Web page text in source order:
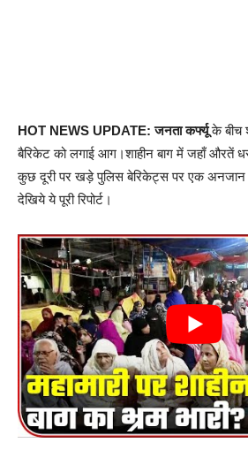
HOT NEWS UPDATE: जनता कर्फ्यूके बीच
बैरिकेट को लगाई आग।शाहीन बाग में जहाँ औरतें
कुछ दूरी पर खड़े पुलिस बेरिकेट्स पर एक
देखिये ये पूरी रिपोर्ट।